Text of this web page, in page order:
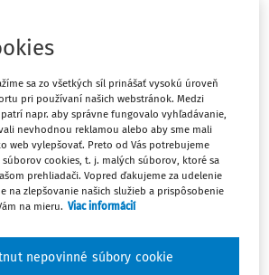
klesala počas októbra vo
5,32 percenta tam PDU
percenta. Pokles v porovnaní so
aj 61 okresov. Najvýraznejšie, až o 62
bodu, klesol PDU v okrese Gelnica.
v októbri je veľmi dobrou správou
celkových čísel je pozitívne, že sa
škôl nájsť si uplatnenie na
ich počty v evidencii uchádzačov o
sa zo všetkých síl prinášať vysokú úroveň
pri používaní našich webstránok. Medzi
napr. aby správne fungovalo vyhľadávanie,
nevhodnou reklamou alebo aby sme mali
web vylepšovať. Preto od Vás potrebujeme
cookies, t. j. malých súborov, ktoré sa
prehliadači. Vopred ďakujeme za udelenie
na zlepšovanie našich služieb a prispôsobenie
na mieru. Viac informácií
nepovinné súbory cookie